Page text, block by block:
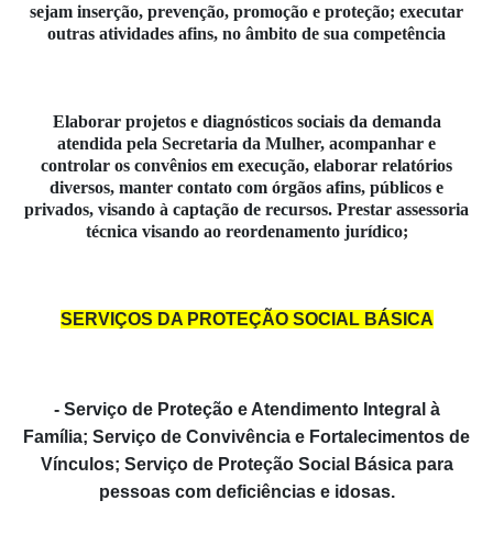
sejam inserção, prevenção, promoção e proteção; executar
outras atividades afins, no âmbito de sua competência
Elaborar projetos e diagnósticos sociais da demanda
atendida pela Secretaria da Mulher, acompanhar e
controlar os convênios em execução, elaborar relatórios
diversos, manter contato com órgãos afins, públicos e
privados, visando à captação de recursos. Prestar assessoria
técnica visando ao reordenamento jurídico;
SERVIÇOS DA PROTEÇÃO SOCIAL BÁSICA
- Serviço de Proteção e Atendimento Integral à
Família; Serviço de Convivência e Fortalecimentos de
Vínculos; Serviço de Proteção Social Básica para
pessoas com deficiências e idosas.